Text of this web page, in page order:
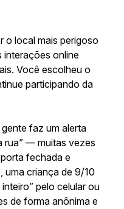
o local mais perigoso
interações online
Você escolheu o
participando da
faz um alerta
rua” — muitas vezes
fechada e
uma criança de 9/10
pelo celular ou
de forma anônima e